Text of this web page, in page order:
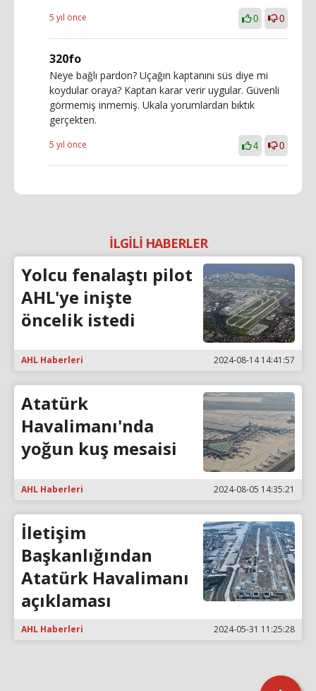
5 yıl önce 0 0
320fo
Neye bağlı pardon? Uçağın kaptanını süs diye mi
koydular oraya? Kaptan karar verir uygular. Güvenli
görmemiş inmemiş. Ukala yorumlardan bıktık
gerçekten.
5 yıl önce 4 0
İLGİLİ HABERLER
Yolcu fenalaştı pilot
AHL'ye inişte
öncelik istedi
AHL Haberleri 2024-08-14 14:41:57
Atatürk
Havalimanı'nda
yoğun kuş mesaisi
AHL Haberleri 2024-08-05 14:35:21
İletişim
Başkanlığından
Atatürk Havalimanı
açıklaması
AHL Haberleri 2024-05-31 11:25:28